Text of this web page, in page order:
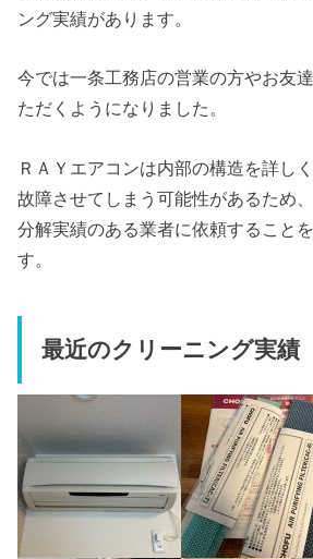
ング実績があります。
今では一条工務店の営業の方やお友
ただくようになりました。
ＲＡＹエアコンは内部の構造を詳し
故障させてしまう可能性があるため
分解実績のある業者に依頼すること
す。
最近のクリーニング実績